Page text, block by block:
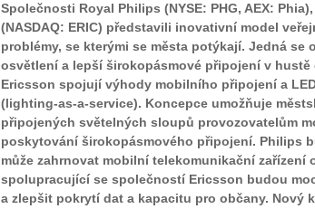
Společnosti Royal Philips (NYSE: PHG, AEX:
(NASDAQ: ERIC) představili inovativní model
problémy, se kterými se města potýkají. Jedná
osvětlení a lepší širokopásmové připojení v
Ericsson spojují výhody mobilního připojení a
(lighting-as-a-service). Koncepce umožňuje
připojených světelných sloupů provozovatelům
poskytování širokopásmového připojení. Philips
může zahrnovat mobilní telekomunikační
spolupracující se společností Ericsson budou
a zlepšit pokrytí dat a kapacitu pro občany.